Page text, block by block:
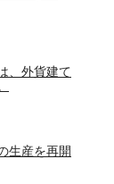
、外貨建て
生産を再開